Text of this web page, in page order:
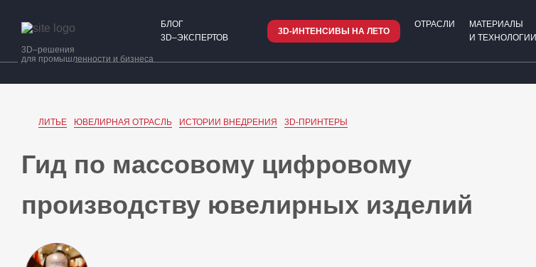
3D–решения
для промышленности и бизнеса
БЛОГ
3D–ЭКСПЕРТОВ
3D-ИНТЕНСИВЫ НА ЛЕТО
ОТРАСЛИ
МАТЕРИАЛЫ
И ТЕХНОЛОГИИ
ЛИТЬЕ ЮВЕЛИРНАЯ ОТРАСЛЬ ИСТОРИИ ВНЕДРЕНИЯ 3D-ПРИНТЕРЫ
Гид по массовому цифровому
производству ювелирных изделий